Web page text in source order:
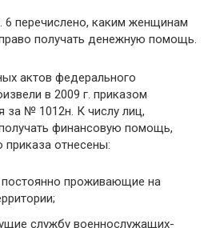
перечислено, каким женщинам
получать денежную помощь.
актов федерального
в 2009 г. приказом
за № 1012н. К числу лиц,
финансовую помощь,
приказа отнесены:
проживающие на
службу военнослужащих-